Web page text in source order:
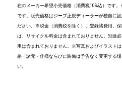
在のメーカー希望小売価格（消費税10%込）です
です。販売価格はジープ正規ディーラーが独自に
ださい。※税金（消費税を除く）、登録諸費用、
は、リサイクル料金は含まれておりません。別途
用は含まれておりません。※写真およびイラスト
格・諸元・仕様ならびに装備は予告なく変更する
い。